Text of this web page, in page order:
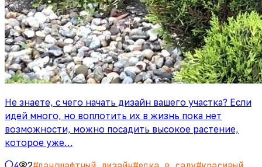
Не знаете, с чего начать дизайн вашего участка? Если
идей много, но воплотить их в жизнь пока нет
возможности, можно посадить высокое растение,
которое уже…